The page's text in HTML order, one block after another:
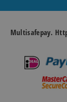
Multisafepay.